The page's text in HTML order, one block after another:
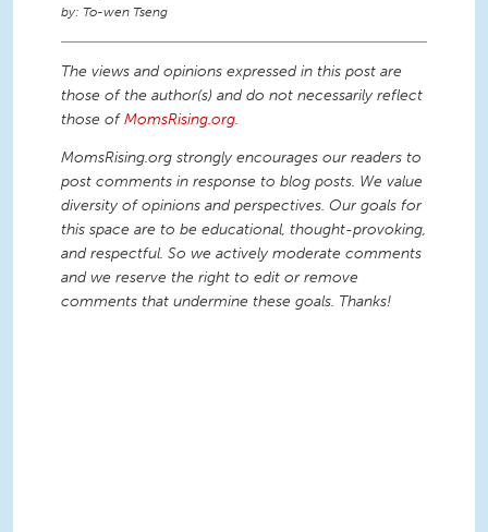
To-wen Tseng
The views and opinions expressed in this post are
those of the author(s) and do not necessarily reflect
those ofMomsRising.org.
MomsRising.org strongly encourages our readers to
post comments in response to blog posts. We value
diversity of opinions and perspectives. Our goals for
this space are to be educational, thought-provoking,
and respectful. So we actively moderate comments
and we reserve the right to edit or remove
comments that undermine these goals. Thanks!